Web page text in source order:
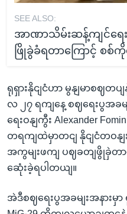
SEE ALSO:
အာဏာသိမ်းဆန့်ကျင်ရေ
ဖြိုခွဲခံရတာကြောင့် စစ်
ရုရှားနိုငျငံဟာ မွနျမာစဈတ
လ ၂၇ ရကျနေ့ စဈရေးပွအခ
ရေးဝနျကွီး Alexander
တရကျထဲမှာတငျ နိုငျငံတဝ
အကွမျးဖကျ ပဈခတျဖွိုခှဲတ
ဆေုံးခဲ့ရပါတယျ။
အဲဒီစဈရေးပွအခမျးအနားမှာ